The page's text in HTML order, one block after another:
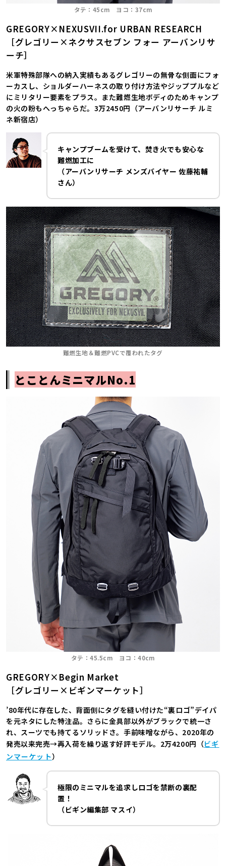
タテ：45cm ヨコ：37cm
GREGORY×NEXUSVII.for URBAN RESEARCH
［グレゴリー×ネクサスセブン フォー アーバンリサ
ーチ］
米軍特殊部隊への納入実績もあるグレゴリーの無骨な側面にフォ
ーカスし、ショルダーハーネスの取り付け方法やジッププルなど
にミリタリー要素をプラス。また難燃生地ボディのためキャンプ
の火の粉もへっちゃらだ。3万2450円（アーバンリサーチ ルミ
ネ新宿店）
キャンプブームを受けて、焚き火でも安心な
難燃加工に
（アーバンリサーチ メンズバイヤー 佐藤祐輔
さん）
難燃生地＆難燃PVCで覆われたタグ
とことんミニマルNo.1
タテ：45.5cm ヨコ：40cm
GREGORY×Begin Market
［グレゴリー×ビギンマーケット］
’80年代に存在した、背面側にタグを縫い付けた“裏ロゴ”デイパ
を元ネタにした特注品。さらに金具部以外がブラックで統一さ
れ、スーツでも持てるソリッドさ。手前味噌ながら、2020年の
発売以来完売→再入荷を繰り返す好評モデル。2万4200円（ビギ
ンマーケット）
極限のミニマルを追求しロゴを禁断の裏配
置！
（ビギン編集部 マスイ）